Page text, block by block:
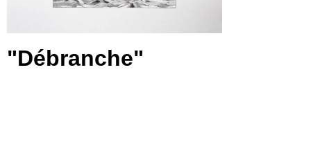
"Débranche"